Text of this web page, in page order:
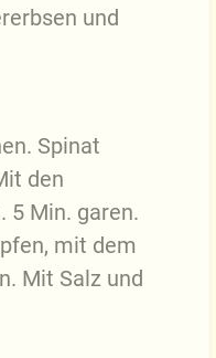
und
Spinat
den
5 Min. garen.
mit dem
Mit Salz und